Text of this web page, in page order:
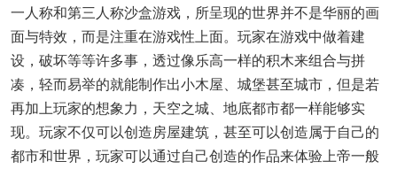
一人称和第三人称沙盒游戏，所呈现的世界并不是华丽的画
面与特效，而是注重在游戏性上面。玩家在游戏中做着建
设，破坏等等许多事，透过像乐高一样的积木来组合与拼
凑，轻而易举的就能制作出小木屋、城堡甚至城市，但是若
再加上玩家的想象力，天空之城、地底都市都一样能够实
现。玩家不仅可以创造房屋建筑，甚至可以创造属于自己的
都市和世界，玩家可以通过自己创造的作品来体验上帝一般